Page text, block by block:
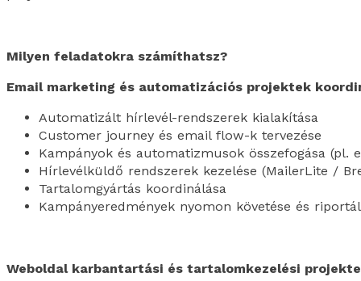
Milyen feladatokra számíthatsz?
Email marketing és automatizációs projektek
Automatizált hírlevél-rendszerek kialakítása
Customer journey és email flow-k tervezése
Kampányok és automatizmusok összefogása (pl.
Hírlevélküldő rendszerek kezelése (MailerLite /
Tartalomgyártás koordinálása
Kampányeredmények nyomon követése és
Weboldal karbantartási és tartalomkezelési